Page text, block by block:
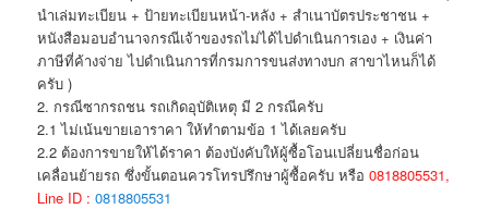
นำเล่มทะเบียน + ป้ายทะเบียนหน้า-หลัง + สำเนาบัตรประชาชน +
หนังสือมอบอำนาจกรณีเจ้าของรถไม่ได้ไปดำเนินการเอง + เงินค่า
ภาษีที่ค้างจ่าย ไปดำเนินการที่กรมการขนส่งทางบก สาขาไหนก็ได้
ครับ )
2. กรณีซากรถชน รถเกิดอุบัติเหตุ มี 2 กรณีครับ
2.1 ไม่เน้นขายเอาราคา ให้ทำตามข้อ 1 ได้เลยครับ
2.2 ต้องการขายให้ได้ราคา ต้องบังคับให้ผู้ซื้อโอนเปลี่ยนชื่อก่อน
เคลื่อนย้ายรถ ซึ่งขั้นตอนควรโทรปรึกษาผู้ซื้อครับ หรือ0818805531,
Line ID :0818805531